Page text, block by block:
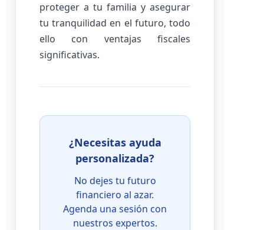
proteger a tu familia y asegurar
tu tranquilidad en el futuro, todo
ello con ventajas fiscales
significativas.
¿Necesitas ayuda
personalizada?
No dejes tu futuro
financiero al azar.
Agenda una sesión con
nuestros expertos.